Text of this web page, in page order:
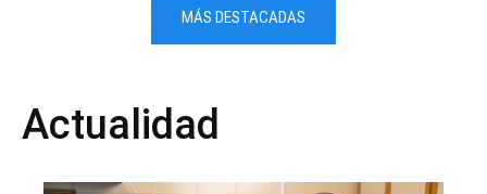
MÁS DESTACADAS
Actualidad